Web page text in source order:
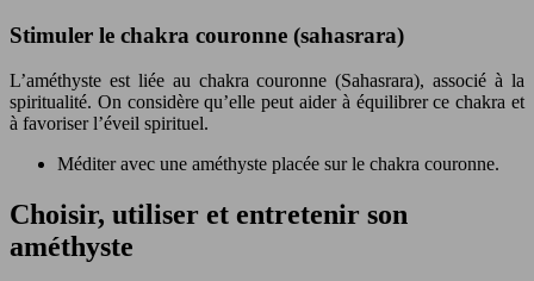
Stimuler le chakra couronne (sahasrara)
L’améthyste est liée au chakra couronne (Sahasrara), associé à la
spiritualité. On considère qu’elle peut aider à équilibrer ce chakra et
à favoriser l’éveil spirituel.
Méditer avec une améthyste placée sur le chakra couronne.
Choisir, utiliser et entretenir son
améthyste